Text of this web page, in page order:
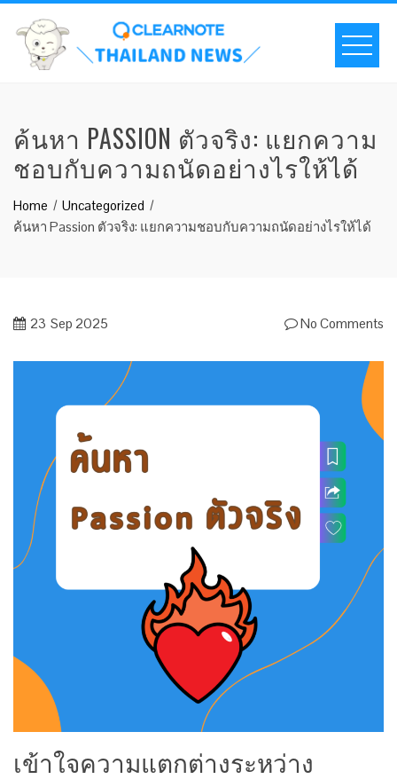
ค้นหา PASSION ตัวจริง: แยกความ
ชอบกับความถนัดอย่างไรให้ได้
Home
Uncategorized
ค้นหา Passion ตัวจริง: แยกความชอบกับความถนัดอย่างไรให้ได้
23 Sep 2025 No Comments
เข้าใจความแตกต่างระหว่าง